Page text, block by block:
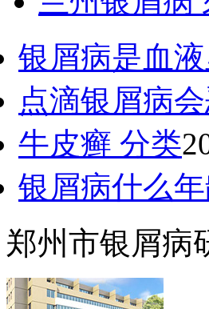
银屑病是血
点滴银屑病
牛皮癣 分类
银屑病什么
郑州市银屑病